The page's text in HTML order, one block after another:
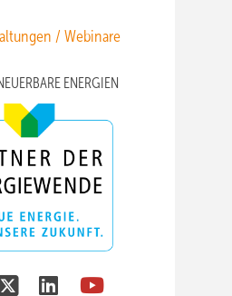
/ Webinare
ENERGIEN